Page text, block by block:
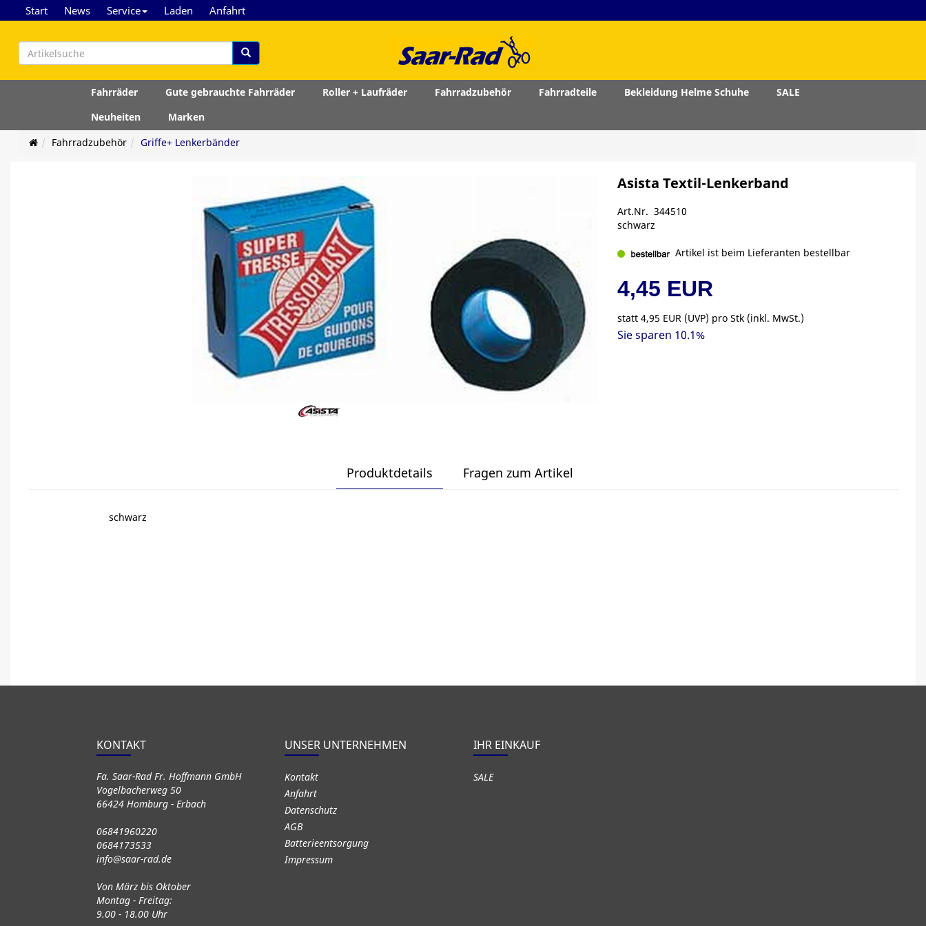
Start News Service Laden Anfahrt
Fahrräder Gute gebrauchte Fahrräder Roller + Laufräder Fahrradzubehör Fahrradteile Bekleidung Helme Schuhe
SALE
Neuheiten
Marken
Fahrradzubehör
Griffe+ Lenkerbänder
Asista Textil-Lenkerband
Art.Nr. 344510
schwarz
Artikel ist beim Lieferanten bestellbar
4,45 EUR
statt4,95 EUR (UVP) pro Stk (inkl. MwSt.)
Sie sparen 10.1%
Produktdetails Fragen zum Artikel
schwarz
KONTAKT
Fa. Saar-Rad Fr. Hoffmann GmbH
Vogelbacherweg 50
66424 Homburg - Erbach
06841960220
0684173533
info@saar-rad.de
Von März bis Oktober
Montag - Freitag:
9.00 - 18.00 Uhr
UNSER UNTERNEHMEN
Kontakt
Anfahrt
Datenschutz
AGB
Batterieentsorgung
Impressum
IHR EINKAUF
SALE